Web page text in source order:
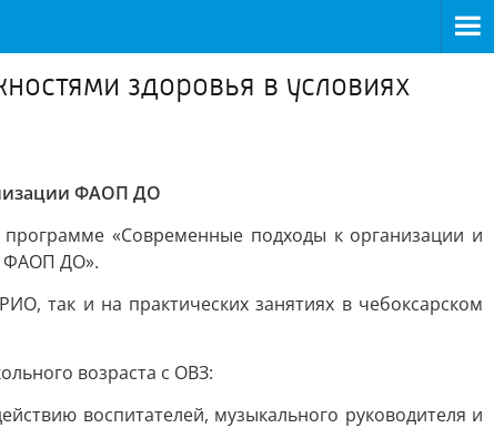
здоровья в условиях
ФАОП ДО
«Современные подходы к организации и
ФАОП ДО».
так и на практических занятиях в чебоксарском
возраста с ОВЗ:
воспитателей, музыкального руководителя и